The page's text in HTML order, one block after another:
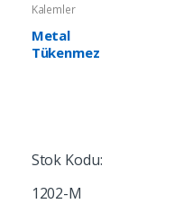
Kalemler
Metal
Tükenmez
Stok Kodu:
1202-M